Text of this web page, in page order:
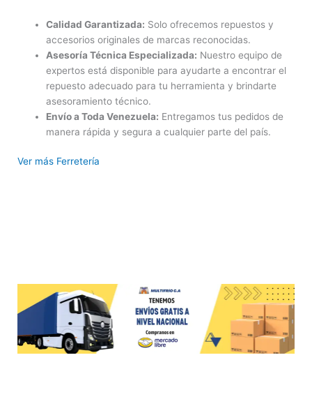
Calidad Garantizada: Solo ofrecemos repuestos y
accesorios originales de marcas reconocidas.
Asesoría Técnica Especializada: Nuestro equipo de
expertos está disponible para ayudarte a encontrar el
repuesto adecuado para tu herramienta y brindarte
asesoramiento técnico.
Envío a Toda Venezuela: Entregamos tus pedidos de
manera rápida y segura a cualquier parte del país.
Ver más Ferretería